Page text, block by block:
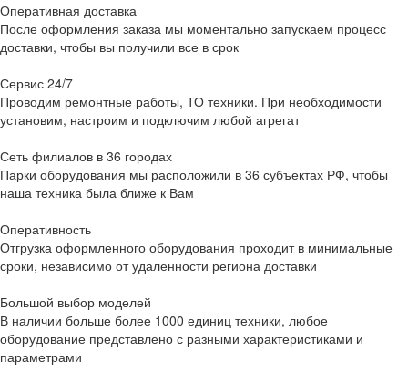
Оперативная доставка
После оформления заказа мы моментально запускаем процесс
доставки, чтобы вы получили все в срок
Сервис 24/7
Проводим ремонтные работы, ТО техники. При необходимости
установим, настроим и подключим любой агрегат
Сеть филиалов в 36 городах
Парки оборудования мы расположили в 36 субъектах РФ, чтобы
наша техника была ближе к Вам
Оперативность
Отгрузка оформленного оборудования проходит в минимальные
сроки, независимо от удаленности региона доставки
Большой выбор моделей
В наличии больше более 1000 единиц техники, любое
оборудование представлено с разными характеристиками и
параметрами